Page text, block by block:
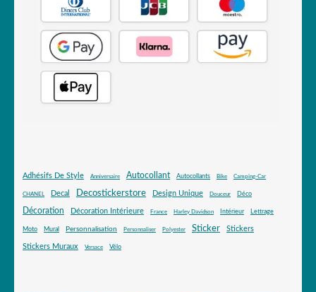
Adhésifs De Style Anniversaire Autocollant Autocollants Bike Camping-Car
CHANEL Decal Decostickerstore Design Unique Douceur Déco
Décoration Décoration Intérieure France Harley Davidson Intérieur Lettrage
Moto Mural Personnalisation Personnaliser Polyester Sticker Stickers
Stickers Muraux Versace Vélo